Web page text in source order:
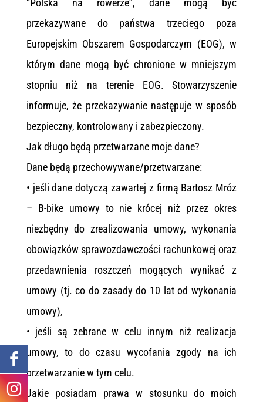
“Polska na rowerze”, dane mogą być
przekazywane do państwa trzeciego poza
Europejskim Obszarem Gospodarczym (EOG), w
którym dane mogą być chronione w mniejszym
stopniu niż na terenie EOG. Stowarzyszenie
informuje, że przekazywanie następuje w sposób
bezpieczny, kontrolowany i zabezpieczony.
Jak długo będą przetwarzane moje dane?
Dane będą przechowywane/przetwarzane:
• jeśli dane dotyczą zawartej z firmą Bartosz Mróz
– B-bike umowy to nie krócej niż przez okres
niezbędny do zrealizowania umowy, wykonania
obowiązków sprawozdawczości rachunkowej oraz
przedawnienia roszczeń mogących wynikać z
umowy (tj. co do zasady do 10 lat od wykonania
umowy),
• jeśli są zebrane w celu innym niż realizacja
umowy, to do czasu wycofania zgody na ich
przetwarzanie w tym celu.
Jakie posiadam prawa w stosunku do moich